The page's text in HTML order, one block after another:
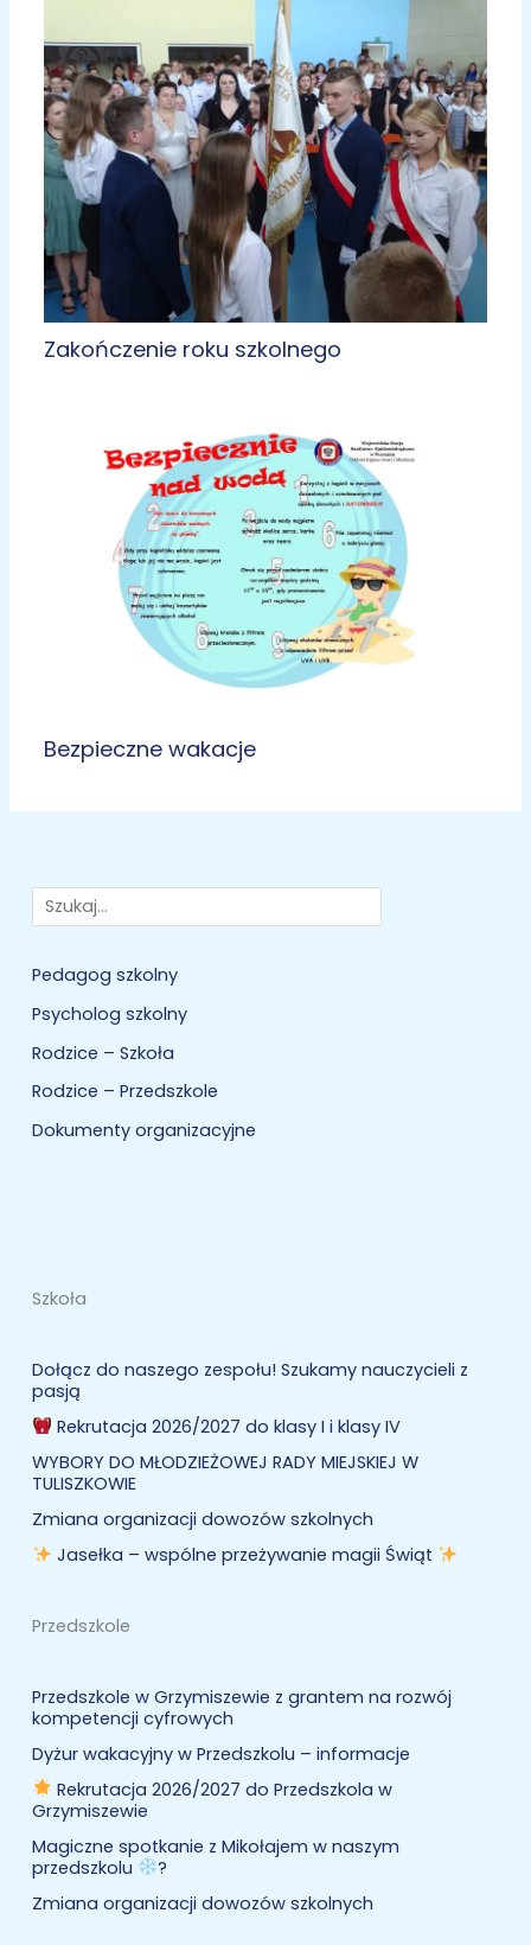
Zakończenie roku szkolnego
Bezpieczne wakacje
Szukaj
Pedagog szkolny
Psycholog szkolny
Rodzice – Szkoła
Rodzice – Przedszkole
Dokumenty organizacyjne
Szkoła
Dołącz do naszego zespołu! Szukamy nauczycieli z
pasją
Rekrutacja 2026/2027 do klasy I i klasy IV
WYBORY DO MŁODZIEŻOWEJ RADY MIEJSKIEJ W
TULISZKOWIE
Zmiana organizacji dowozów szkolnych
Jasełka – wspólne przeżywanie magii Świąt
Przedszkole
Przedszkole w Grzymiszewie z grantem na rozwój
kompetencji cyfrowych
Dyżur wakacyjny w Przedszkolu – informacje
Rekrutacja 2026/2027 do Przedszkola w
Grzymiszewie
Magiczne spotkanie z Mikołajem w naszym
przedszkolu
?
Zmiana organizacji dowozów szkolnych